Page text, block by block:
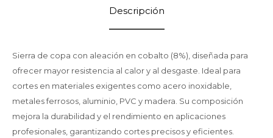
Descripción
Sierra de copa con aleación en cobalto (8%), diseñada para
ofrecer mayor resistencia al calor y al desgaste. Ideal para
cortes en materiales exigentes como acero inoxidable,
metales ferrosos, aluminio, PVC y madera. Su composición
mejora la durabilidad y el rendimiento en aplicaciones
profesionales, garantizando cortes precisos y eficientes.